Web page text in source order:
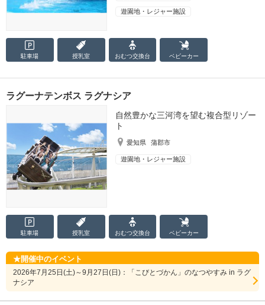
遊園地・レジャー施設
駐車場 授乳室 おむつ交換台 ベビーカー
ラグーナテンボス ラグナシア
自然豊かな三河湾を望む複合型リゾー
ト
愛知県 蒲郡市
遊園地・レジャー施設
駐車場 授乳室 おむつ交換台 ベビーカー
開催中のイベント
2026年7月25日(土)～9月27日(日)：「こびとづかん」のなつやすみ in ラグ
ナシア